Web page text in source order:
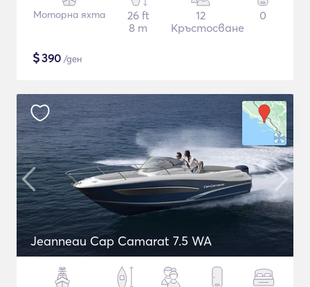
Моторна яхта
26 ft
8 m
12
Кръстосване
0
$390 /ден
Jeanneau Cap Camarat 7.5 WA